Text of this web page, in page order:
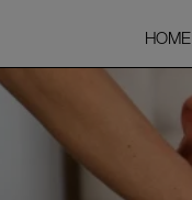
HOME
HOME